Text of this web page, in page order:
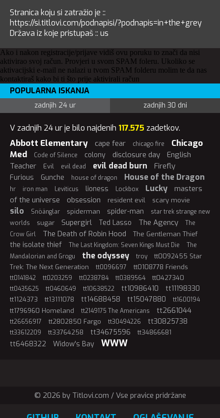
Stranica koju si zatražio je ::
https://si.titlovi.com/podnapisi/?podnapis=in+the+grey
Država iz koje pristupaš :: us
Ako i nakon registracije/prijave vidiš ovu poruku to znači da nisi
aktivirao svoj račun. Provjeri u svom SPAM foleru. Ukoliko se
aktivacijski e-mail ne nalazi u tvom SPAM folderu molim te da nas
kontaktiraš kako bi ti što prije aktivirali račun
POPULARNA ISKANJA
zadnjih 24 ur zadnjih 30 dni
V zadnjih 24 ur je bilo najdenih 117.575 zadetkov.
Abbott Elementary cape fear chicago fire
Chicago
Med
Code of Silence colony disclosure day
English
Teacher
Evil evil dead evil dead burn Firefly
Furious Gunche house of dragon House of the Dragon
hr iron man Leviticus lioness Lockbox Lucky
masters
of the universe
obsession resident evil scary movie
silo Snöänglar spiderman spider-man
star trek strange new
worlds
sugar Supergirl Ted Lasso The Agency
The
Crow Girl
The Death of Robin Hood The Gentleman Thief
the isolate thief The Last Kingdom: Seven Kings Must Die
The
Mandalorian and Grogu
the odyssey troy
tt0092455 Star
Trek: The Next Generation
tt0096697 tt0108778 Friends
tt0141842 tt0203259 tt0238784 tt0389564 tt0427340
tt0435625 tt0460649 tt10638522 tt10986410 tt11198330
tt1124373 tt13111078 tt14688458 tt15047880 tt1600194
tt1796960 Homeland tt2149175 The Americans tt2661044
tt26656917 tt2802850 Fargo tt30494226 tt30825738
tt33612209 tt33764258 tt34675596 tt34866681
tt6468322 Widow's Bay WWW
© 2026 by Titlovi.com / Vse pravice pridržane